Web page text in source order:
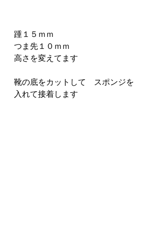
踵１５ｍｍ
つま先１０ｍｍ
高さを変えてます
靴の底をカットして　スポンジを
入れて接着します